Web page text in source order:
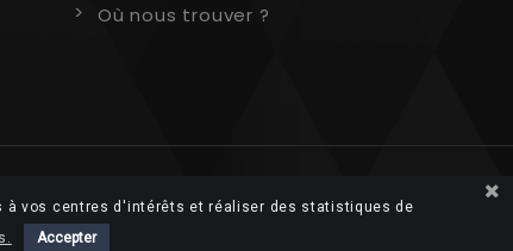
Où nous trouver ?
à vos centres d'intérêts et réaliser des statistiques de
Accepter